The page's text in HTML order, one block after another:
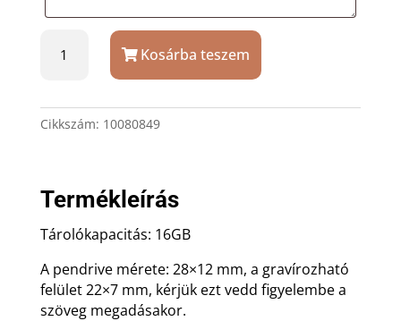
pendrive
gravírozással
Kosárba teszem
Cikkszám: 10080849
Termékleírás
Tárolókapacitás: 16GB
A pendrive mérete: 28×12 mm, a gravírozható
felület 22×7 mm, kérjük ezt vedd figyelembe a
szöveg megadásakor.